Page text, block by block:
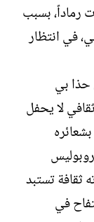
رماداً، بسبب
في انتظار
حذا بي
لا يحفل
ثقافة تستبد
في